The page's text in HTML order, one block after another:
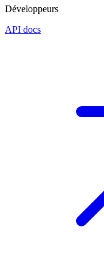
Développeurs
API docs